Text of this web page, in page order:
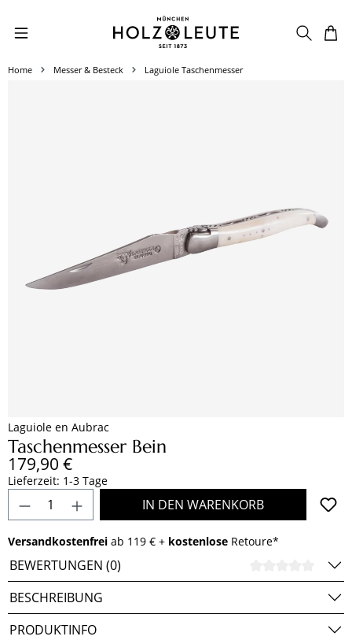
Zum Hauptinhalt springen
Home Messer & Besteck Laguiole Taschenmesser
Laguiole en Aubrac
Taschenmesser Bein
Regulärer Preis:
179,90 €
Lieferzeit: 1-3 Tage
Produkt Anzahl: Gib den gewünschten
IN DEN WARENKORB
Versandkostenfrei ab 119 € + kostenlose Retoure*
BEWERTUNGEN (0)
BESCHREIBUNG
PRODUKTINFO